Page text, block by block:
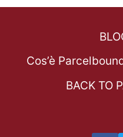
Cos’è
BACK TO